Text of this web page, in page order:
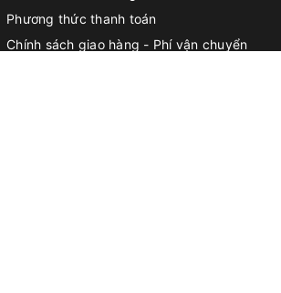
Phương thức thanh toán
Chính sách giao hàng - Phí vận chuyển